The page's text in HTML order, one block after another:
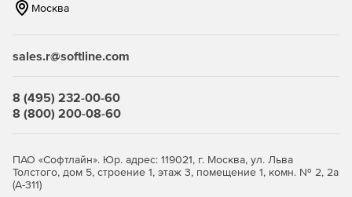
Москва
sales.r@softline.com
8 (495) 232-00-60
8 (800) 200-08-60
ПАО «Софтлайн». Юр. адрес: 119021, г. Москва, ул. Льва
Толстого, дом 5, строение 1, этаж 3, помещение 1, комн. № 2, 2а
(А-311)